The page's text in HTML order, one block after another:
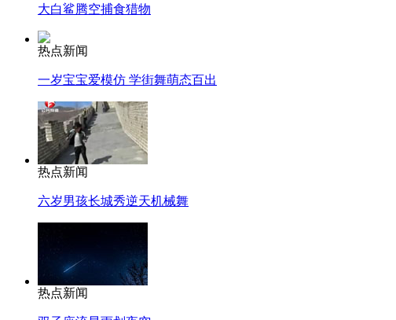
大白鲨腾空捕食猎物
热点新闻
一岁宝宝爱模仿 学街舞萌态百出
热点新闻
六岁男孩长城秀逆天机械舞
热点新闻